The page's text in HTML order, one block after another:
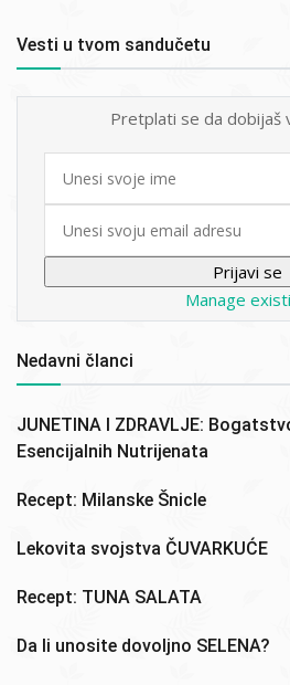
Vesti u tvom sandučetu
Pretplati se da dobijaš
First
Manage
Nedavni članci
JUNETINA I ZDRAVLJE:
Esencijalnih Nutrijenata
Recept: Milanske Šnicle
Lekovita svojstva ČUVARKUĆE
Recept: TUNA SALATA
Da li unosite dovoljno SELENA?